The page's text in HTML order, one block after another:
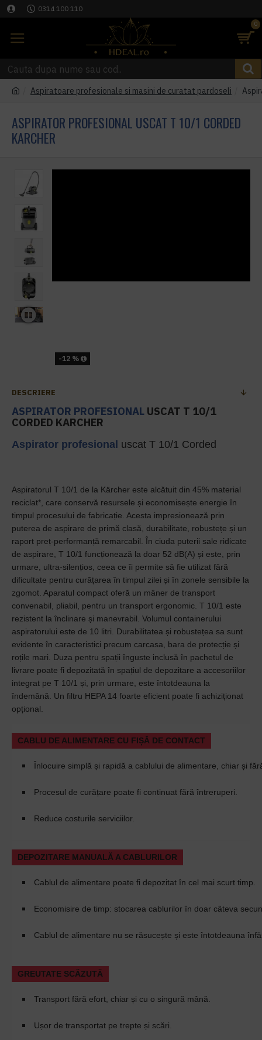
0314 100 110
0
Aspiratoare profesionale si masini de curatat pardoseli
ASPIRATOR PROFESIONAL USCAT T 10/1 CORDED
KARCHER
-12 %
DESCRIERE
ASPIRATOR PROFESIONAL USCAT T 10/1
CORDED KARCHER
Aspirator profesional uscat T 10/1 Corded
Aspiratorul T 10/1 de la Kärcher este alcătuit din 45% material
reciclat*, care conservă resursele și economisește energie în
timpul procesului de fabricație. Acesta impresionează prin
puterea de aspirare de primă clasă, durabilitate, robustețe și un
raport preț-performanță remarcabil. În ciuda puterii sale ridicate
de aspirare, T 10/1 funcționează la doar 52 dB(A) și este, prin
urmare, ultra-silențios, ceea ce îi permite să fie utilizat fără
dificultate pentru curățarea în timpul zilei și în zonele sensibile la
zgomot. Aparatul compact oferă un mâner de transport
convenabil, pliabil, pentru un transport ergonomic. T 10/1 este
rezistent la înclinare și manevrabil. Volumul containerului
aspiratorului este de 10 litri. Durabilitatea și robustețea sa sunt
evidente în caracteristici precum carcasa, bara de protecție și
roțile mari. Duza pentru spații înguste inclusă în pachetul de
livrare poate fi depozitată în spațiul de depozitare a accesoriilor
integrat pe T 10/1 și, prin urmare, este întotdeauna la
îndemână. Un filtru HEPA 14 foarte eficient poate fi achiziționat
opțional.
CABLU DE ALIMENTARE CU FIȘĂ DE CONTACT
Înlocuire simplă și rapidă a cablului de alimentare, chiar și
Procesul de curățare poate fi continuat fără întreruperi.
Reduce costurile serviciilor.
DEPOZITARE MANUALĂ A CABLURILOR
Cablul de alimentare poate fi depozitat în cel mai scurt timp.
Economisire de timp: stocarea cablurilor în doar câteva
Cablul de alimentare nu se răsucește și este întotdeauna
GREUTATE SCĂZUTĂ
Transport fără efort, chiar și cu o singură mână.
Ușor de transportat pe trepte și scări.